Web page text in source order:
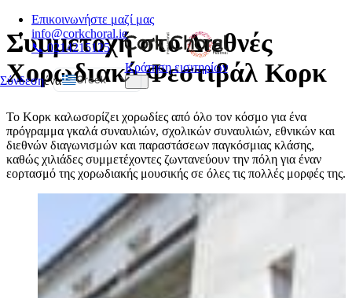
Επικοινωνήστε μαζί μας
info@corkchoral.ie
📞 0214215125
Σύνδεσηένα
Greek
Bulgarian
Czech
Danish
German
Spanish
Estonian
French
Hungarian
Κράτηση εισιτηρίων
Συμμετοχή στο Διεθνές
Χορωδιακό Φεστιβάλ Κορκ
Το Κορκ καλωσορίζει χορωδίες από όλο τον κόσμο για ένα
πρόγραμμα γκαλά συναυλιών, σχολικών συναυλιών, εθνικών και
διεθνών διαγωνισμών και παραστάσεων παγκόσμιας κλάσης,
καθώς χιλιάδες συμμετέχοντες ζωντανεύουν την πόλη για έναν
εορτασμό της χορωδιακής μουσικής σε όλες τις πολλές μορφές της.